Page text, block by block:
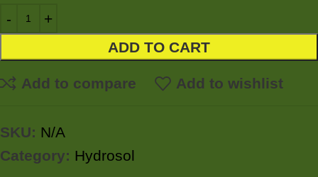
ADD TO CART
Add to compare Add to wishlist
SKU: N/A
Category: Hydrosol